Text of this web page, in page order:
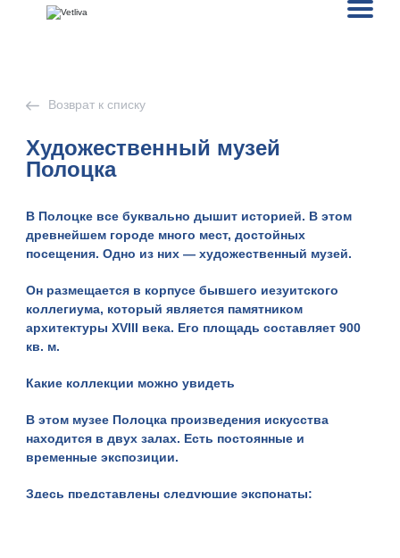
Возврат к списку
Художественный музей
Полоцка
В Полоцке все буквально дышит историей. В этом
древнейшем городе много мест, достойных
посещения. Одно из них — художественный музей.
Он размещается в корпусе бывшего иезуитского
коллегиума, который является памятником
архитектуры XVIII века. Его площадь составляет 900
кв. м.
Какие коллекции можно увидеть
В этом музее Полоцка произведения искусства
находится в двух залах. Есть постоянные и
временные экспозиции.
Здесь представлены следующие экспонаты: